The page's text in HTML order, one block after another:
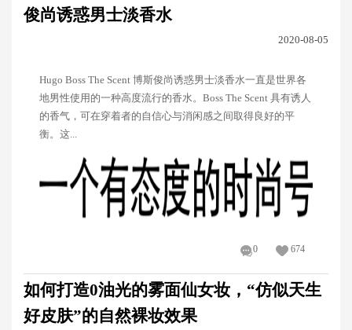
俊尚诱惑男士淡香水
2020-08-05
Hugo Boss The Scent 博斯俊尚诱惑男士淡香水一直是世界各
地男性使用的一种高度流行的香水。Boss The Scent 具有诱人
的香气，可在穿着者的自信心与消闲感之间取得良好的平
衡。这...
0 674
如何打造0油光的雾面仙女妆，“仿似天生
好皮肤”的自然裸妆效果